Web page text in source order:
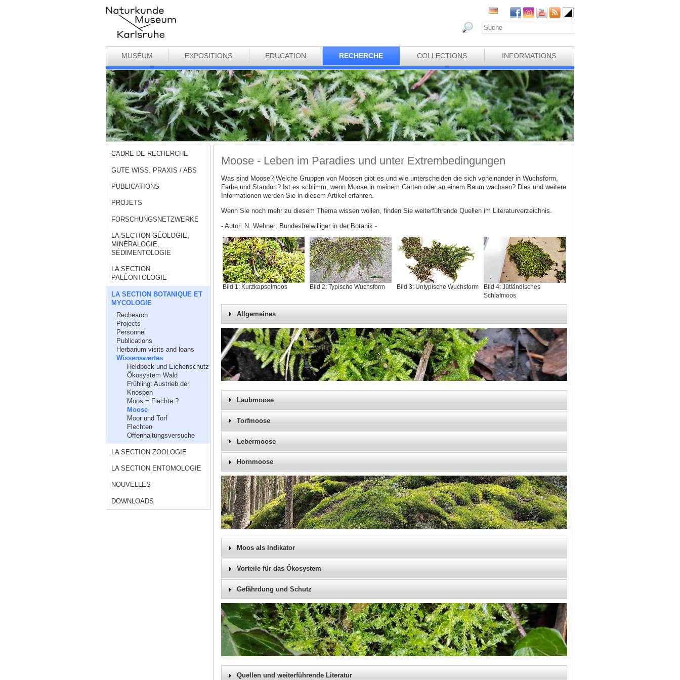
MUSÉUM EXPOSITIONS EDUCATION RECHERCHE COLLECTIONS INFORMATIONS
CADRE DE RECHERCHE
GUTE WISS. PRAXIS / ABS
PUBLICATIONS
PROJETS
FORSCHUNGSNETZWERKE
LA SECTION GÉOLOGIE,
MINÉRALOGIE,
SÉDIMENTOLOGIE
LA SECTION
PALÉONTOLOGIE
LA SECTION BOTANIQUE ET
MYCOLOGIE
Rechearch
Projects
Personnel
Publications
Herbarium visits and loans
Wissenswertes
Heldbock und Eichenschutz
Ökosystem Wald
Frühling: Austrieb der
Knospen
Moos = Flechte ?
Moose
Moor und Torf
Flechten
Offenhaltungsversuche
LA SECTION ZOOLOGIE
LA SECTION ENTOMOLOGIE
NOUVELLES
DOWNLOADS
Moose - Leben im Paradies und unter Extrembedingungen
Was sind Moose? Welche Gruppen von Moosen gibt es und wie unterscheiden die sich voneinander in Wuchsform,
Farbe und Standort? Ist es schlimm, wenn Moose in meinem Garten oder an einem Baum wachsen? Dies und weitere
Informationen werden Sie in diesem Artikel erfahren.
Wenn Sie noch mehr zu diesem Thema wissen wollen, finden Sie weiterführende Quellen im Literaturverzeichnis.
- Autor: N. Wehner; Bundesfreiwilliger in der Botanik -
Bild 1: Kurzkapselmoos Bild 2: Typische Wuchsform Bild 3: Untypische Wuchsform
Bild 4: Jütländisches
Schlafmoos
Allgemeines
Laubmoose
Torfmoose
Lebermoose
Hornmoose
Moos als Indikator
Vorteile für das Ökosystem
Gefährdung und Schutz
Quellen und weiterführende Literatur